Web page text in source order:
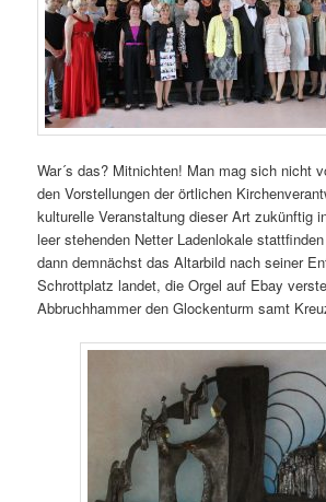
War´s das? Mitnichten! Man mag sich nicht
den Vorstellungen der örtlichen
kulturelle Veranstaltung dieser Art zukünftig
leer stehenden Netter Ladenlokale
dann demnächst das Altarbild nach seiner
Schrottplatz landet, die Orgel auf Ebay
Abbruchhammer den Glockenturm samt